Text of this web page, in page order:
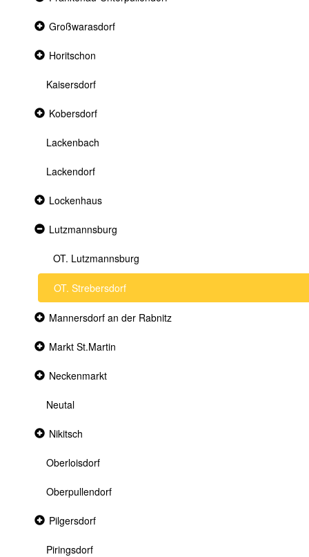
Collapsed
Großwarasdorf
Collapsed
Horitschon
Kaisersdorf
Collapsed
Kobersdorf
Lackenbach
Lackendorf
Collapsed
Lockenhaus
Expanded
Lutzmannsburg
OT. Lutzmannsburg
OT. Strebersdorf
Collapsed
Mannersdorf an der Rabnitz
Collapsed
Markt St.Martin
Collapsed
Neckenmarkt
Neutal
Collapsed
Nikitsch
Oberloisdorf
Oberpullendorf
Collapsed
section
Pilgersdorf
Piringsdorf